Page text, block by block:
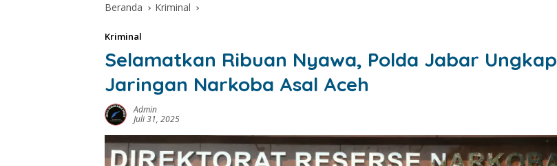
Beranda Kriminal
Kriminal
Selamatkan Ribuan Nyawa, Polda Jabar Ungkap
Jaringan Narkoba Asal Aceh
Admin
Juli 31, 2025